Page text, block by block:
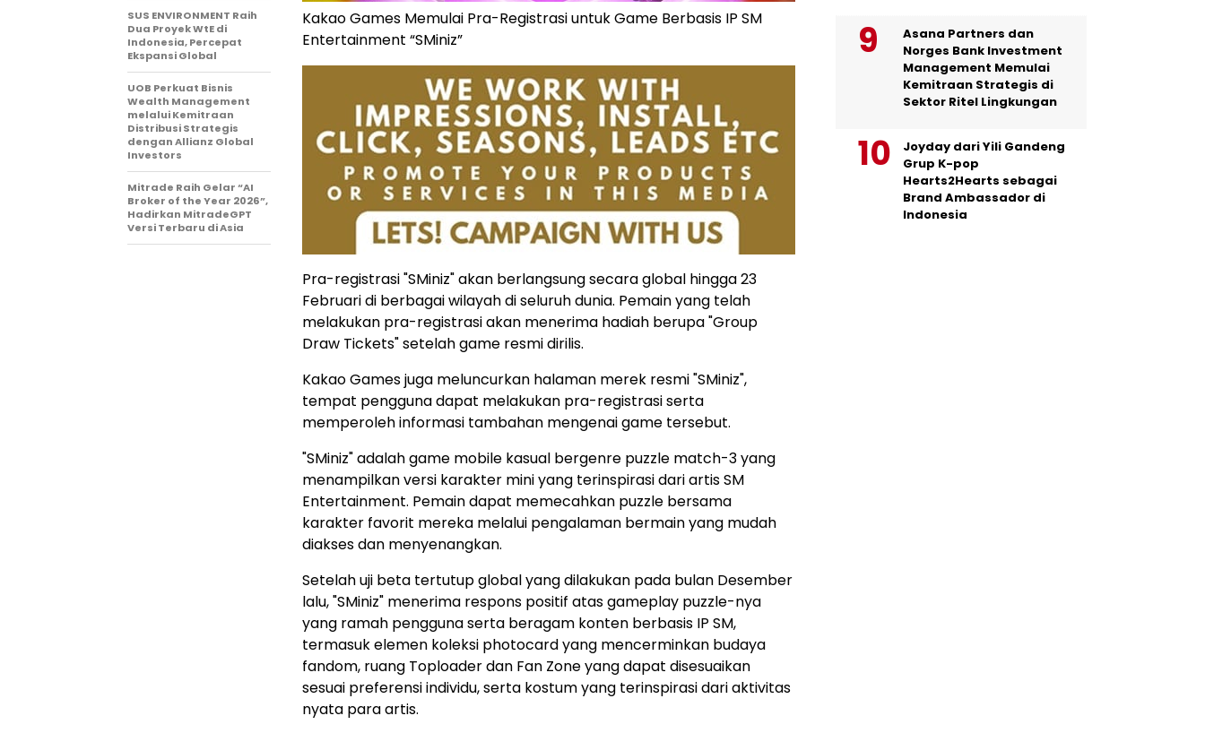
Kakao Games Memulai Pra-Registrasi untuk Game Berbasis IP SM
Entertainment “SMiniz”
Pra-registrasi "SMiniz" akan berlangsung secara global hingga 23
Februari di berbagai wilayah di seluruh dunia. Pemain yang telah
melakukan pra-registrasi akan menerima hadiah berupa "Group
Draw Tickets" setelah game resmi dirilis.
Kakao Games juga meluncurkan halaman merek resmi "SMiniz",
tempat pengguna dapat melakukan pra-registrasi serta
memperoleh informasi tambahan mengenai game tersebut.
"SMiniz" adalah game mobile kasual bergenre puzzle match-3 yang
menampilkan versi karakter mini yang terinspirasi dari artis SM
Entertainment. Pemain dapat memecahkan puzzle bersama
karakter favorit mereka melalui pengalaman bermain yang mudah
diakses dan menyenangkan.
Setelah uji beta tertutup global yang dilakukan pada bulan Desember
lalu, "SMiniz" menerima respons positif atas gameplay puzzle-nya
yang ramah pengguna serta beragam konten berbasis IP SM,
termasuk elemen koleksi photocard yang mencerminkan budaya
fandom, ruang Toploader dan Fan Zone yang dapat disesuaikan
sesuai preferensi individu, serta kostum yang terinspirasi dari aktivitas
nyata para artis.
SUS ENVIRONMENT Raih
Dua Proyek WtE di
Indonesia, Percepat
Ekspansi Global
UOB Perkuat Bisnis
Wealth Management
melalui Kemitraan
Distribusi Strategis
dengan Allianz Global
Investors
Mitrade Raih Gelar “AI
Broker of the Year 2026”,
Hadirkan MitradeGPT
Versi Terbaru di Asia
Asana Partners dan
Norges Bank Investment
Management Memulai
Kemitraan Strategis di
Sektor Ritel Lingkungan
Joyday dari Yili Gandeng
Grup K-pop
Hearts2Hearts sebagai
Brand Ambassador di
Indonesia